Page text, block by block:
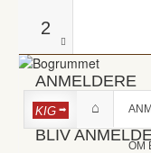
2
ANMELDERE
BLIV
KIG
OM